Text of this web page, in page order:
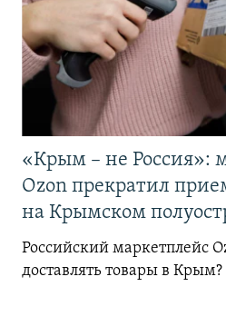
«Крым – не Россия»:
Ozon прекратил
на Крымском
Российский маркетплейс
доставлять товары в